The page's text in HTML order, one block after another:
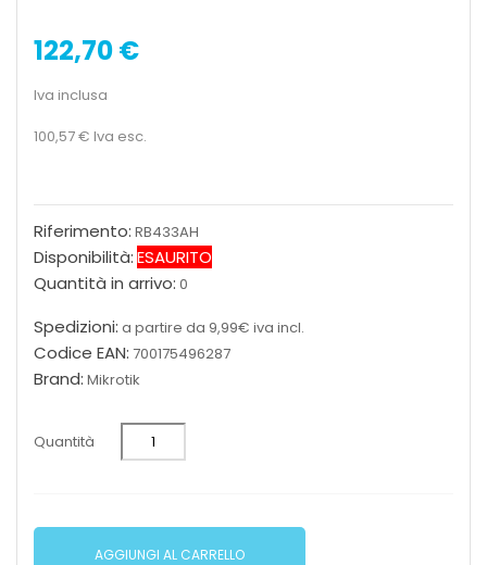
122,70 €
Iva inclusa
100,57 € Iva esc.
Riferimento: RB433AH
Disponibilità:ESAURITO
Quantità in arrivo: 0
Spedizioni: a partire da 9,99€ iva incl.
Codice EAN: 700175496287
Brand: Mikrotik
Quantità
AGGIUNGI AL CARRELLO